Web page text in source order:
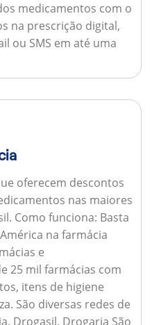
medicamentos com o
na prescrição digital,
ou SMS em até uma
oferecem descontos
nas maiores
Como funciona: Basta
na farmácia
e
25 mil farmácias com
itens de higiene
São diversas redes de
Drogasil, Drogaria São